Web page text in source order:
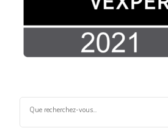
recherchiez
quelque